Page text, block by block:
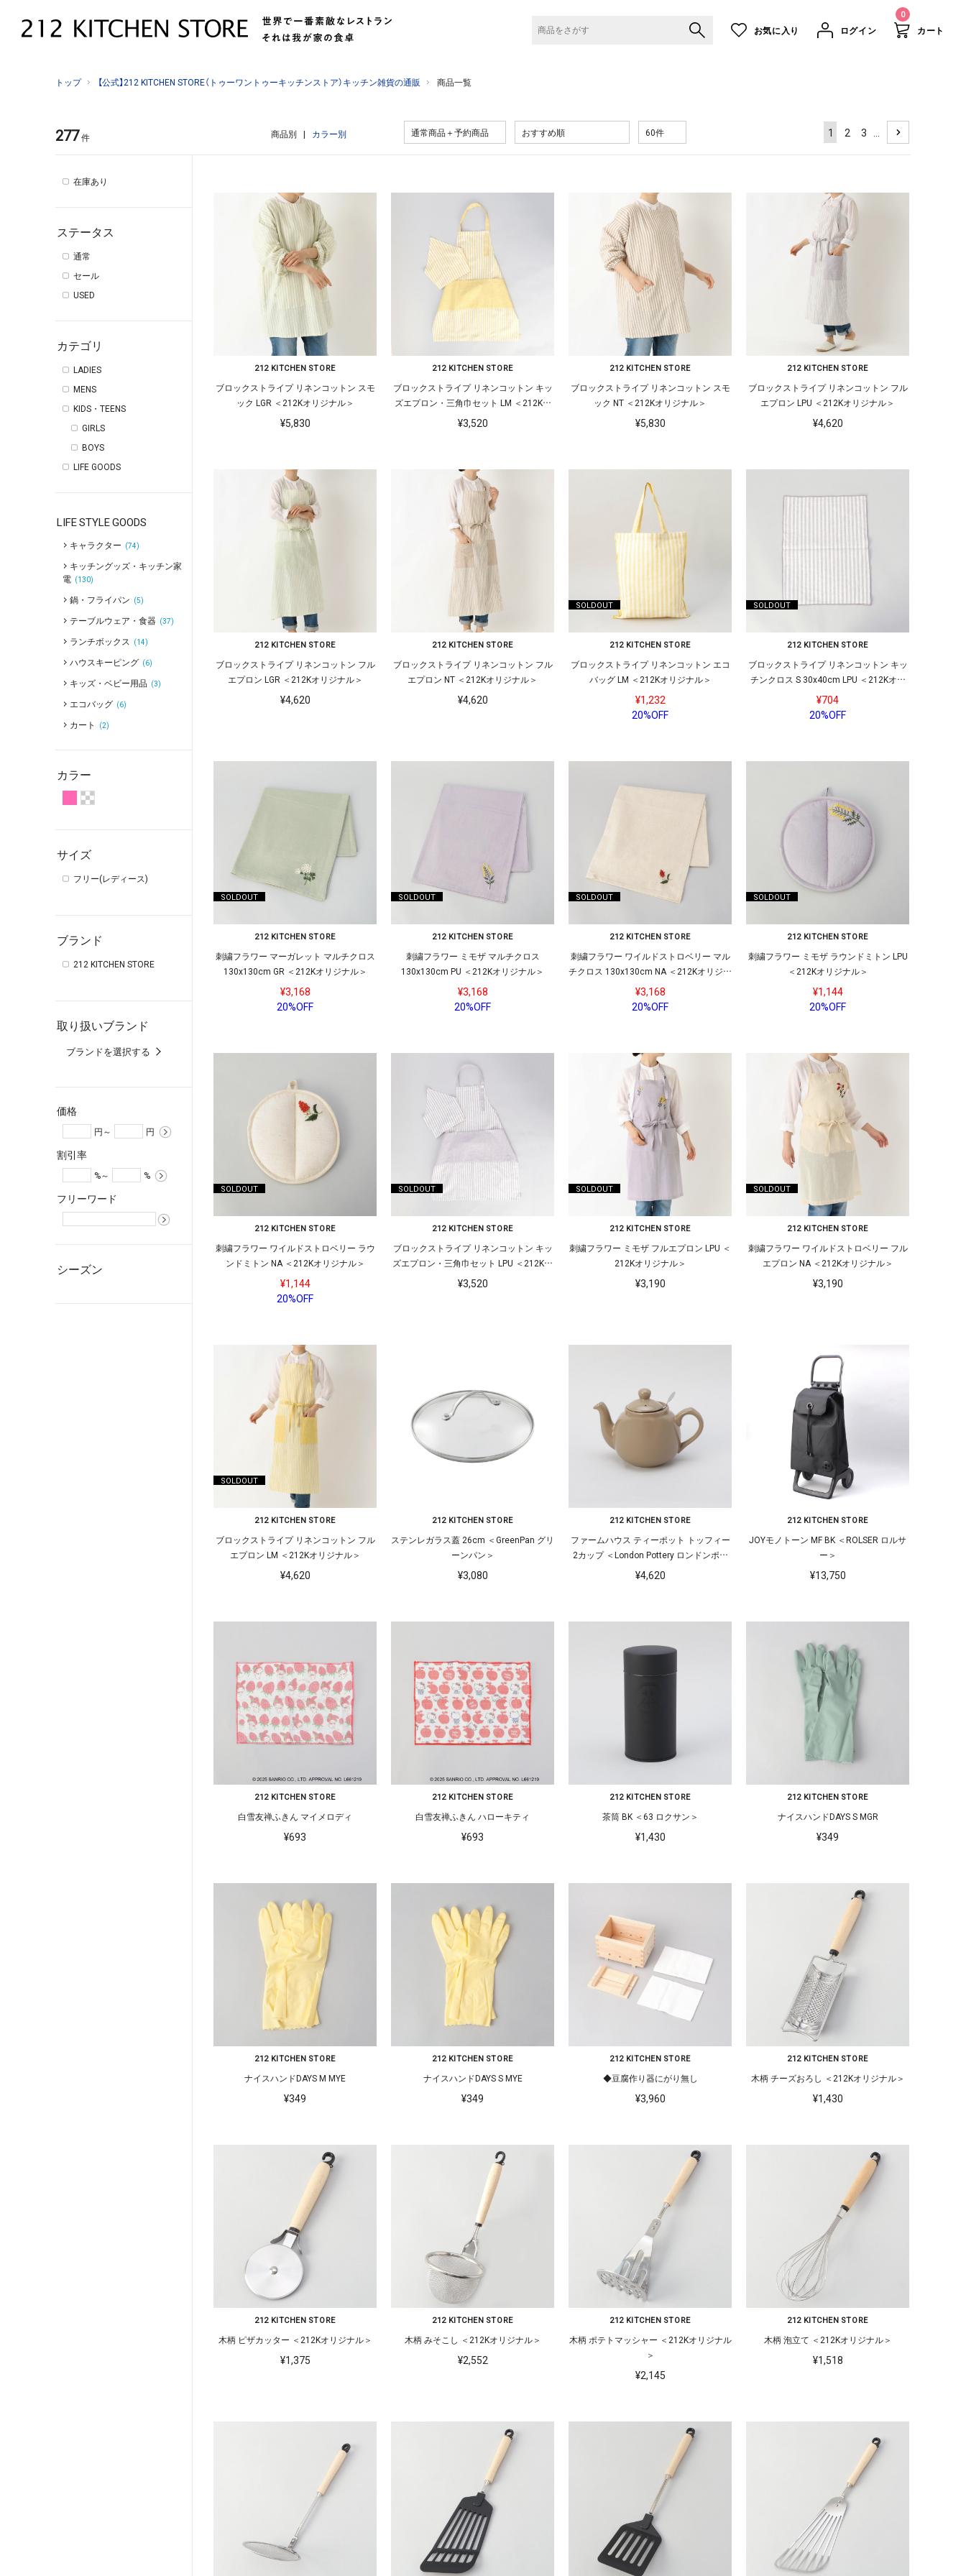
お気に入り ログイン
0
カート
トップ 【公式】212 KITCHEN STORE（トゥーワントゥーキッチンストア）キッチン雑貨の通販 商品一覧
277件 商品別 | カラー別 通常商品＋予約商品 おすすめ順 60件 1 2 3 ...
在庫あり
ステータス
通常
セール
USED
カテゴリ
LADIES
MENS
KIDS・TEENS
GIRLS
BOYS
LIFE GOODS
LIFE STYLE GOODS
キャラクター (74)
キッチングッズ・キッチン家
電 (130)
鍋・フライパン (5)
テーブルウェア・食器 (37)
ランチボックス (14)
ハウスキーピング (6)
キッズ・ベビー用品 (3)
エコバッグ (6)
カート (2)
カラー
サイズ
フリー(レディース)
ブランド
212 KITCHEN STORE
取り扱いブランド
ブランドを選択する
価格
円～ 円
割引率
%～ %
フリーワード
シーズン
212 KITCHEN STORE
ブロックストライプ リネンコットン スモ
ック LGR ＜212Kオリジナル＞
¥5,830
212 KITCHEN STORE
ブロックストライプ リネンコットン キッ
ズエプロン・三角巾セット LM ＜212Kオ
リジナル＞
¥3,520
212 KITCHEN STORE
ブロックストライプ リネンコットン スモ
ック NT ＜212Kオリジナル＞
¥5,830
212 KITCHEN STORE
ブロックストライプ リネンコットン フル
エプロン LPU ＜212Kオリジナル＞
¥4,620
212 KITCHEN STORE
ブロックストライプ リネンコットン フル
エプロン LGR ＜212Kオリジナル＞
¥4,620
212 KITCHEN STORE
ブロックストライプ リネンコットン フル
エプロン NT ＜212Kオリジナル＞
¥4,620
SOLDOUT
212 KITCHEN STORE
ブロックストライプ リネンコットン エコ
バッグ LM ＜212Kオリジナル＞
¥1,232
20%OFF
SOLDOUT
212 KITCHEN STORE
ブロックストライプ リネンコットン キッ
チンクロス S 30x40cm LPU ＜212Kオリ
ジナル＞
¥704
20%OFF
SOLDOUT
212 KITCHEN STORE
刺繍フラワー マーガレット マルチクロス
130x130cm GR ＜212Kオリジナル＞
¥3,168
20%OFF
SOLDOUT
212 KITCHEN STORE
刺繍フラワー ミモザ マルチクロス
130x130cm PU ＜212Kオリジナル＞
¥3,168
20%OFF
SOLDOUT
212 KITCHEN STORE
刺繍フラワー ワイルドストロベリー マル
チクロス 130x130cm NA ＜212Kオリジナ
ル＞
¥3,168
20%OFF
SOLDOUT
212 KITCHEN STORE
刺繍フラワー ミモザ ラウンドミトン LPU
＜212Kオリジナル＞
¥1,144
20%OFF
SOLDOUT
212 KITCHEN STORE
刺繍フラワー ワイルドストロベリー ラウ
ンドミトン NA ＜212Kオリジナル＞
¥1,144
20%OFF
SOLDOUT
212 KITCHEN STORE
ブロックストライプ リネンコットン キッ
ズエプロン・三角巾セット LPU ＜212Kオ
リジナル＞
¥3,520
SOLDOUT
212 KITCHEN STORE
刺繍フラワー ミモザ フルエプロン LPU ＜
212Kオリジナル＞
¥3,190
SOLDOUT
212 KITCHEN STORE
刺繍フラワー ワイルドストロベリー フル
エプロン NA ＜212Kオリジナル＞
¥3,190
SOLDOUT
212 KITCHEN STORE
ブロックストライプ リネンコットン フル
エプロン LM ＜212Kオリジナル＞
¥4,620
212 KITCHEN STORE
ステンレガラス蓋 26cm ＜GreenPan グリ
ーンパン＞
¥3,080
212 KITCHEN STORE
ファームハウス ティーポット トッフィー
2カップ ＜London Pottery ロンドンポタ
リー＞
¥4,620
212 KITCHEN STORE
JOYモノトーン MF BK ＜ROLSER ロルサ
ー＞
¥13,750
212 KITCHEN STORE
白雪友禅ふきん マイメロディ
¥693
212 KITCHEN STORE
白雪友禅ふきん ハローキティ
¥693
212 KITCHEN STORE
茶筒 BK ＜63 ロクサン＞
¥1,430
212 KITCHEN STORE
ナイスハンドDAYS S MGR
¥349
212 KITCHEN STORE
ナイスハンドDAYS M MYE
¥349
212 KITCHEN STORE
ナイスハンドDAYS S MYE
¥349
212 KITCHEN STORE
◆豆腐作り器にがり無し
¥3,960
212 KITCHEN STORE
木柄 チーズおろし ＜212Kオリジナル＞
¥1,430
212 KITCHEN STORE
木柄 ピザカッター ＜212Kオリジナル＞
¥1,375
212 KITCHEN STORE
木柄 みそこし ＜212Kオリジナル＞
¥2,552
212 KITCHEN STORE
木柄 ポテトマッシャー ＜212Kオリジナル
＞
¥2,145
212 KITCHEN STORE
木柄 泡立て ＜212Kオリジナル＞
¥1,518